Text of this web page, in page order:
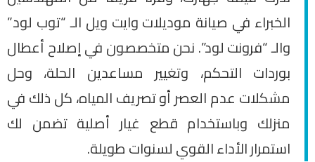
الخبراء في صيانة موديلات وايت ويل الـ “توب لود”
والـ “فرونت لود”. نحن متخصصون في إصلاح أعطال
بوردات التحكم، وتغيير مساعدين الحلة، وحل
مشكلات عدم العصر أو تصريف المياه، كل ذلك في
منزلك وباستخدام قطع غيار أصلية تضمن لك
استمرار الأداء القوي لسنوات طويلة.